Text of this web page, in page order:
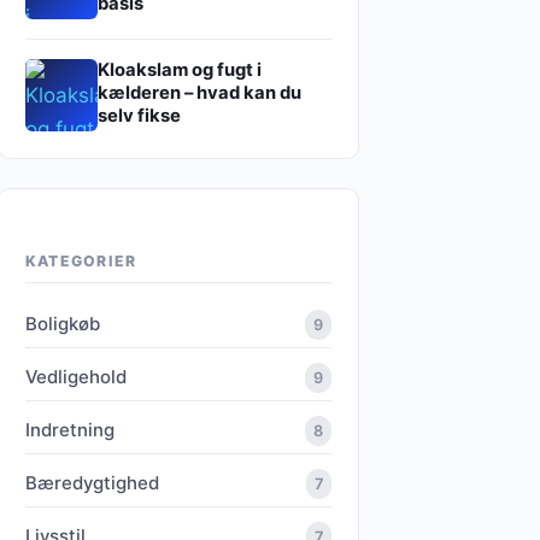
Kloakslam og fugt i
kælderen – hvad kan du
selv fikse
KATEGORIER
Boligkøb 9
Vedligehold 9
Indretning 8
Bæredygtighed 7